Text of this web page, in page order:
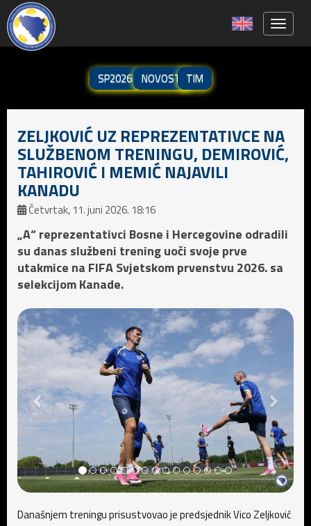
SP2026 NOVOSTI TIM
ZELJKOVIĆ UZ REPREZENTATIVCE NA
SLUŽBENOM TRENINGU, DEMIROVIĆ,
TAHIROVIĆ I MEMIĆ NAJAVILI
KANADU
Četvrtak, 11. juni 2026. 18:16
„A“ reprezentativci Bosne i Hercegovine odradili
su danas službeni trening uoči svoje prve
utakmice na FIFA Svjetskom prvenstvu 2026. sa
selekcijom Kanade.
Današnjem treningu prisustvovao je predsjednik Vico Zeljković